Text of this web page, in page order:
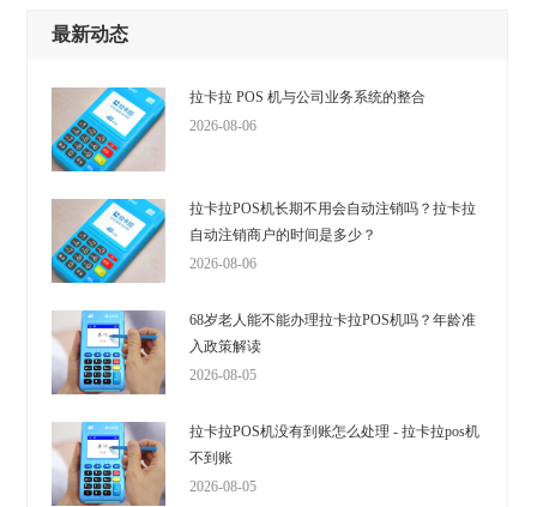
最新动态
拉卡拉 POS 机与公司业务系统的整合
2026-08-06
拉卡拉POS机长期不用会自动注销吗？拉卡拉
自动注销商户的时间是多少？
2026-08-06
68岁老人能不能办理拉卡拉POS机吗？年龄准
入政策解读
2026-08-05
拉卡拉POS机没有到账怎么处理 - 拉卡拉pos机
不到账
2026-08-05